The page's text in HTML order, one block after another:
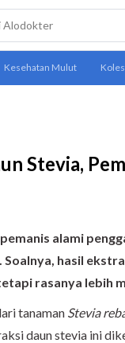
Stevia,
alami
hasil
rasanya lebih
tanaman Stevia
daun stevia ini